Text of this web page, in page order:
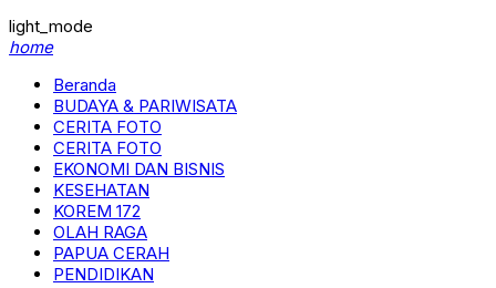
light_mode
home
Beranda
BUDAYA & PARIWISATA
CERITA FOTO
CERITA FOTO
EKONOMI DAN BISNIS
KESEHATAN
KOREM 172
OLAH RAGA
PAPUA CERAH
PENDIDIKAN